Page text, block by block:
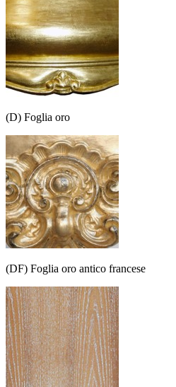
(D) Foglia oro
(DF) Foglia oro antico francese